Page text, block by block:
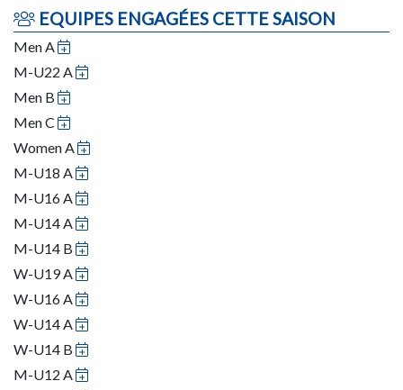
EQUIPES ENGAGÉES CETTE SAISON
Men A
M-U22 A
Men B
Men C
Women A
M-U18 A
M-U16 A
M-U14 A
M-U14 B
W-U19 A
W-U16 A
W-U14 A
W-U14 B
M-U12 A